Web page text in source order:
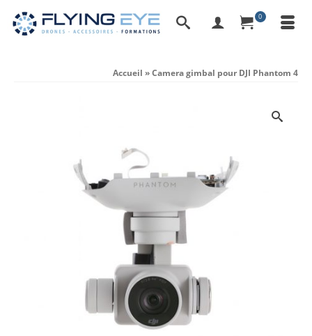
0
Accueil »Camera gimbal pour DJI Phantom 4